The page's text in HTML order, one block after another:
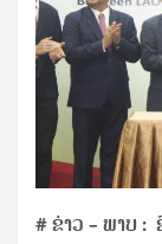
# ຂ່າວ – ພາບ :